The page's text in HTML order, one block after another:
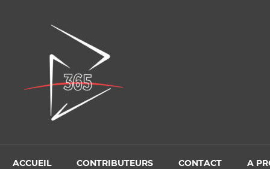
ACCUEIL CONTRIBUTEURS CONTACT A